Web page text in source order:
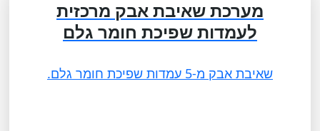
מערכת שאיבת אבק מרכזית
לעמדות שפיכת חומר גלם
שאיבת אבק מ-5 עמדות שפיכת חומר גלם.